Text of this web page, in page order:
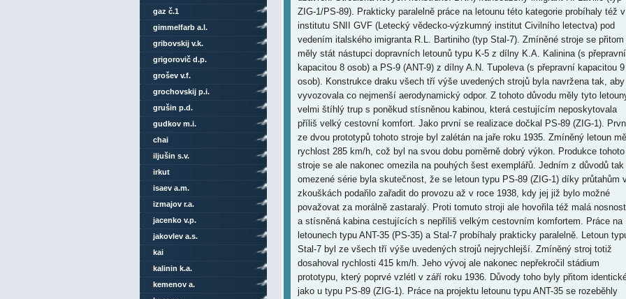
ZIG-1/PS-89). Prakticky paralelně práce na letounu této kategorie probíhaly též v
institutu SNII GVF (Letecký vědecko-výzkumný institut Civilního letectva) pod
vedením italského imigranta R.L. Bartiniho (typ Stal-7). Zmíněné stroje se přitom
měly stát nástupci dopravních letounů typu K-5 z dílny K.A. Kalinina (s přepravní
kapacitou 8 osob) a PS-9 (ANT-9) z dílny A.N. Tupoleva (s přepravní kapacitou 9
osob). Konstrukce draku všech tří výše uvedených strojů byla navržena tak, aby
vyvozovala co nejmenší aerodynamický odpor. Z tohoto důvodu měly tyto
velmi štíhlý trup s poněkud stísněnou kabinou, která cestujícím neposkytovala
příliš velký cestovní komfort. Jako první se realizace dočkal PS-89 (ZIG-1).
ze dvou prototypů tohoto stroje byl zalétán na jaře roku 1935. Zmíněný letoun měl
rychlost 285 km/h, což byl na svou dobu poměrně dobrý výkon. Produkce tohoto
stroje se ale nakonec omezila na pouhých šest exemplářů. Jedním z důvodů tak
omezené série byla skutečnost, že se letoun typu PS-89 (ZIG-1) díky průtahům
zkouškách podařilo zařadit do provozu až v roce 1938, kdy jej již bylo možné
považovat za morálně zastaralý. Proti tomuto stroji ale hovořila též malá nosnost
a stísněná kabina cestujících s nepříliš velkým cestovním komfortem. Práce na
letounech typu ANT-35 (PS-35) a Stal-7 probíhaly prakticky paralelně. Letoun
Stal-7 byl ze všech tří výše uvedených strojů nejrychlejší. Zmíněný stroj totiž
dosahoval rychlosti 415 km/h. Jeho vývoj ale nakonec nepřekročil stádium
prototypu, který poprvé vzlétl v září roku 1936. Důvody toho byly přitom
jako u typu PS-89 (ZIG-1). Práce na projektu letounu typu ANT-35 se rozeběhly
gaz č.1
gimmelfarb a.l.
gribovskij v.k.
grigorovič d.p.
grošev v.f.
grochovskij p.i.
grušin p.d.
gudkov m.i.
chai
iljušin s.v.
irkut
isaev a.m.
izmajov r.a.
jacenko v.p.
jakovlev a.s.
kai
kalinin k.a.
kemenov a.